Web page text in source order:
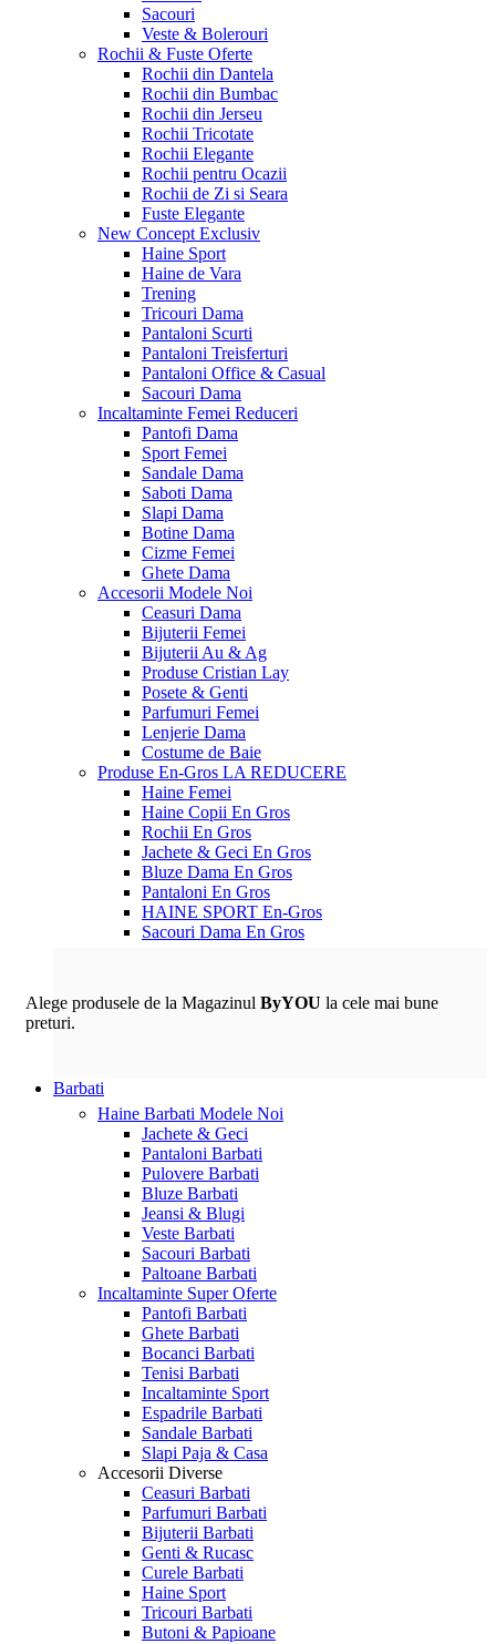
Sacouri
Veste & Bolerouri
Rochii & Fuste Oferte
Rochii din Dantela
Rochii din Bumbac
Rochii din Jerseu
Rochii Tricotate
Rochii Elegante
Rochii pentru Ocazii
Rochii de Zi si Seara
Fuste Elegante
New Concept Exclusiv
Haine Sport
Haine de Vara
Trening
Tricouri Dama
Pantaloni Scurti
Pantaloni Treisferturi
Pantaloni Office & Casual
Sacouri Dama
Incaltaminte Femei Reduceri
Pantofi Dama
Sport Femei
Sandale Dama
Saboti Dama
Slapi Dama
Botine Dama
Cizme Femei
Ghete Dama
Accesorii Modele Noi
Ceasuri Dama
Bijuterii Femei
Bijuterii Au & Ag
Produse Cristian Lay
Posete & Genti
Parfumuri Femei
Lenjerie Dama
Costume de Baie
Produse En-Gros LA REDUCERE
Haine Femei
Haine Copii En Gros
Rochii En Gros
Jachete & Geci En Gros
Bluze Dama En Gros
Pantaloni En Gros
HAINE SPORT En-Gros
Sacouri Dama En Gros
Alege produsele de la Magazinul ByYOU la cele mai bune
preturi.
Barbati
Haine Barbati Modele Noi
Jachete & Geci
Pantaloni Barbati
Pulovere Barbati
Bluze Barbati
Jeansi & Blugi
Veste Barbati
Sacouri Barbati
Paltoane Barbati
Incaltaminte Super Oferte
Pantofi Barbati
Ghete Barbati
Bocanci Barbati
Tenisi Barbati
Incaltaminte Sport
Espadrile Barbati
Sandale Barbati
Slapi Paja & Casa
Accesorii Diverse
Ceasuri Barbati
Parfumuri Barbati
Bijuterii Barbati
Genti & Rucasc
Curele Barbati
Haine Sport
Tricouri Barbati
Butoni & Papioane